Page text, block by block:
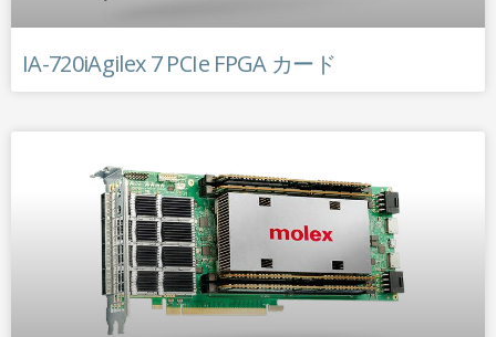
IA-720iAgilex 7 PCIe FPGA カード